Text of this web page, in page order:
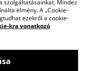
szabályzat
szolgáltatásainkat. Mindez
élmény. A „Cookie-
ezekről a cookie-
kra vonatkozó